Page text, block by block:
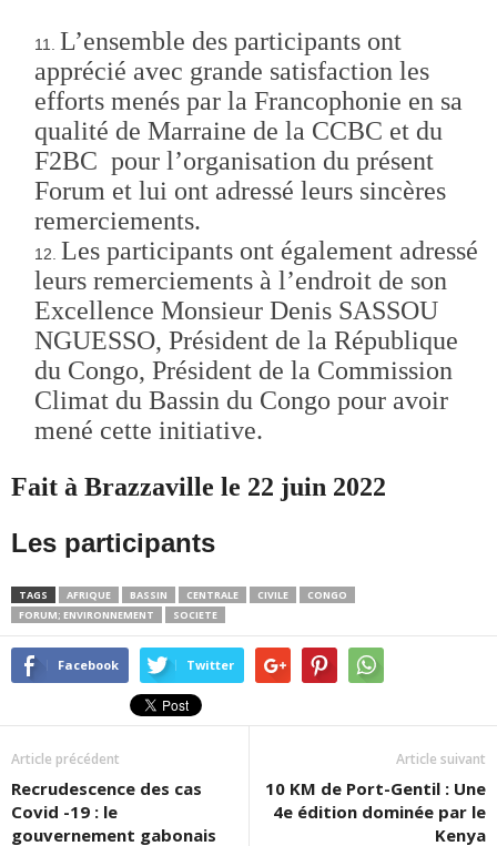
L’ensemble des participants ont
apprécié avec grande satisfaction les
efforts menés par la Francophonie en sa
qualité de Marraine de la CCBC et du
F2BC pour l’organisation du présent
Forum et lui ont adressé leurs sincères
remerciements.
Les participants ont également adressé
leurs remerciements à l’endroit de son
Excellence Monsieur Denis SASSOU
NGUESSO, Président de la République
du Congo, Président de la Commission
Climat du Bassin du Congo pour avoir
mené cette initiative.
Fait à Brazzaville le 22 juin 2022
Les participants
TAGS AFRIQUE BASSIN CENTRALE CIVILE
CONGO
FORUM; ENVIRONNEMENT
SOCIETE
Facebook Twitter
Article précédent
Recrudescence des cas
Covid -19 : le
gouvernement gabonais
Article suivant
10 KM de Port-Gentil : Une
4e édition dominée par le
Kenya